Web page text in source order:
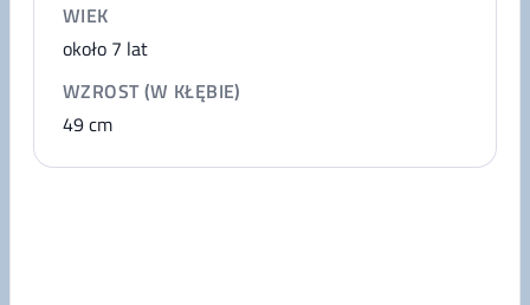
WIEK
około 7 lat
WZROST (W KŁĘBIE)
49cm